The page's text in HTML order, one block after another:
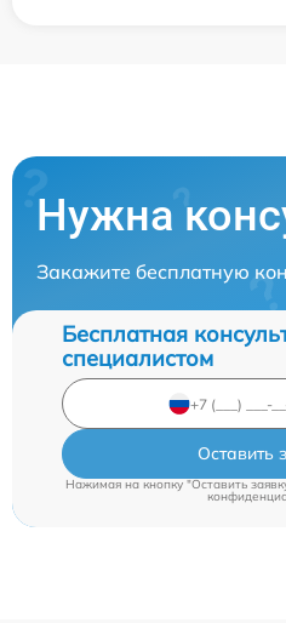
Нужна
Закажите бесплатную
Бесплатная
специалистом
Оставить
Нажимая на кнопку "Оставить